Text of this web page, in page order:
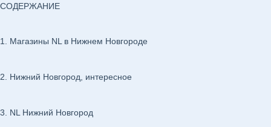
СОДЕРЖАНИЕ
1. Магазины NL в Нижнем Новгороде
2. Нижний Новгород, интересное
3. NL Нижний Новгород